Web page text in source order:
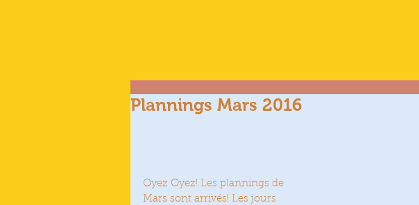
Plannings Mars 2016
Oyez Oyez! Les plannings de
Mars sont arrivés! Les jours